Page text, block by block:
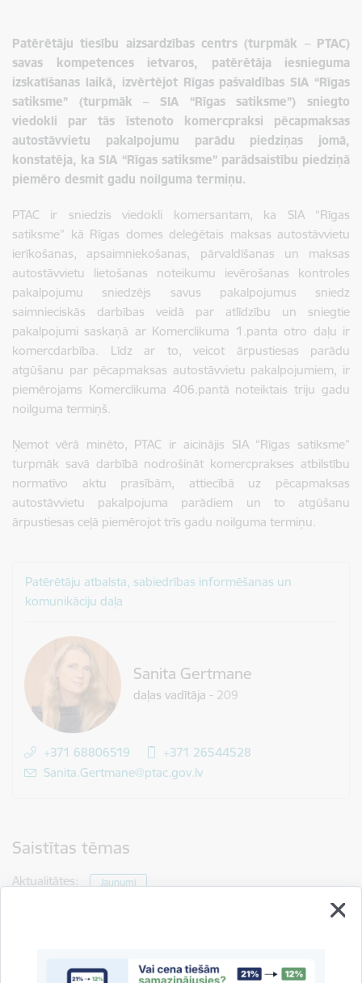
Patērētāju tiesību aizsardzības centrs (turpmāk – PTAC)
savas kompetences ietvaros, patērētāja iesnieguma
izskatīšanas laikā, izvērtējot Rīgas pašvaldības SIA “Rīgas
satiksme” (turpmāk – SIA “Rīgas satiksme”) sniegto
viedokli par tās īstenoto komercpraksi pēcapmaksas
autostāvvietu pakalpojumu parādu piedziņas jomā,
konstatēja, ka SIA “Rīgas satiksme” parādsaistību piedziņā
piemēro desmit gadu noilguma termiņu.
PTAC ir sniedzis viedokli komersantam, ka SIA “Rīgas
satiksme” kā Rīgas domes deleģētais maksas autostāvvietu
ierīkošanas, apsaimniekošanas, pārvaldīšanas un maksas
autostāvvietu lietošanas noteikumu ievērošanas kontroles
pakalpojumu sniedzējs savus pakalpojumus sniedz
saimnieciskās darbības veidā par atlīdzību un sniegtie
pakalpojumi saskaņā ar Komerclikuma 1.panta otro daļu ir
komercdarbība. Līdz ar to, veicot ārpustiesas parādu
atgūšanu par pēcapmaksas autostāvvietu pakalpojumiem, ir
piemērojams Komerclikuma 406.pantā noteiktais triju gadu
noilguma termiņš.
Ņemot vērā minēto, PTAC ir aicinājis SIA “Rīgas satiksme”
turpmāk savā darbībā nodrošināt komercprakses atbilstību
normatīvo aktu prasībām, attiecībā uz pēcapmaksas
autostāvvietu pakalpojuma parādiem un to atgūšanu
ārpustiesas ceļā piemērojot trīs gadu noilguma termiņu.
Patērētāju atbalsta, sabiedrības informēšanas un
komunikāciju daļa
Sanita Gertmane
daļas vadītāja - 209
+371 68806519
+371 26544528
E-pasts:
Sanita.Gertmane@ptac.gov.lv
Saistītas tēmas
Aktualitātes: Jaunumi